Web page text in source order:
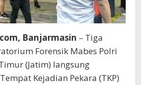
Banjarmasin – Tiga
Forensik Mabes Polri
(Jatim) langsung
Kejadian Pekara (TKP)